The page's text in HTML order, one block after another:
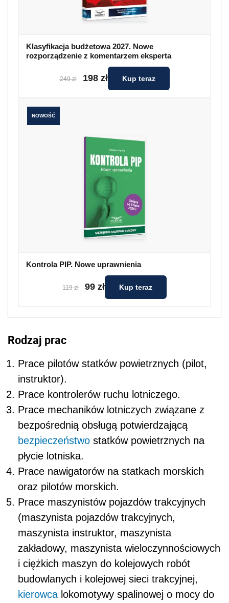
Klasyfikacja budżetowa 2027. Nowe
rozporządzenie z komentarzem eksperta
249 zł 198 zł Kup teraz
NOWOŚĆ
Kontrola PIP. Nowe uprawnienia
119 zł 99 zł Kup teraz
Rodzaj prac
Prace pilotów statków powietrznych (pilot,
instruktor).
Prace kontrolerów ruchu lotniczego.
Prace mechaników lotniczych związane z
bezpośrednią obsługą potwierdzającą
bezpieczeństwo statków powietrznych na
płycie lotniska.
Prace nawigatorów na statkach morskich
oraz pilotów morskich.
Prace maszynistów pojazdów trakcyjnych
(maszynista pojazdów trakcyjnych,
maszynista instruktor, maszynista
zakładowy, maszynista wieloczynnościowych
i ciężkich maszyn do kolejowych robót
budowlanych i kolejowej sieci trakcyjnej,
kierowca lokomotywy spalinowej o mocy do